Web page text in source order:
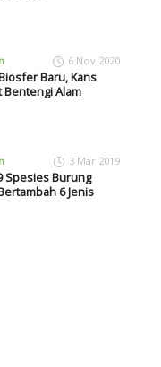
6 Nov 2020
Baru, Kans
Bentengi Alam
3 Mar 2019
Spesies Burung
6 Jenis